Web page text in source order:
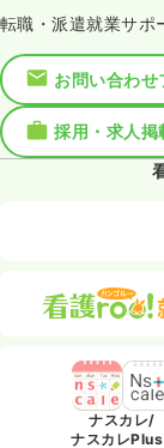
転職・派遣就業サポ
お問い合わせ
採用・求人掲
ナスカレ/
ナスカレ